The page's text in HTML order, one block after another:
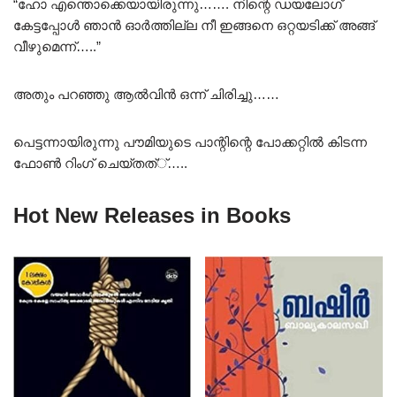
“ഹോ എന്തൊക്കെയായിരുന്നു……. നിന്റെ ഡയലോഗ്
കേട്ടപ്പോൾ ഞാൻ ഓർത്തില്ല നീ ഇങ്ങനെ ഒറ്റയടിക്ക് അങ്ങ്
വീഴുമെന്ന്…..”
അതും പറഞ്ഞു ആൽവിൻ ഒന്ന് ചിരിച്ചു……
പെട്ടന്നായിരുന്നു പൗമിയുടെ പാന്റിന്റെ പോക്കറ്റിൽ കിടന്ന
ഫോൺ റിംഗ് ചെയ്തത്്‌…..
Hot New Releases in Books